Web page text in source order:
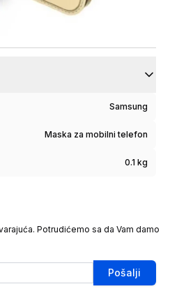
Samsung
Maska za mobilni telefon
0.1 kg
Potrudićemo sa da Vam damo
Pošalji